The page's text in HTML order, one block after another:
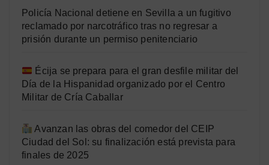
Policía Nacional detiene en Sevilla a un fugitivo
reclamado por narcotráfico tras no regresar a
prisión durante un permiso penitenciario
Écija se prepara para el gran desfile militar del
Día de la Hispanidad organizado por el Centro
Militar de Cría Caballar
Avanzan las obras del comedor del CEIP
Ciudad del Sol: su finalización está prevista para
finales de 2025